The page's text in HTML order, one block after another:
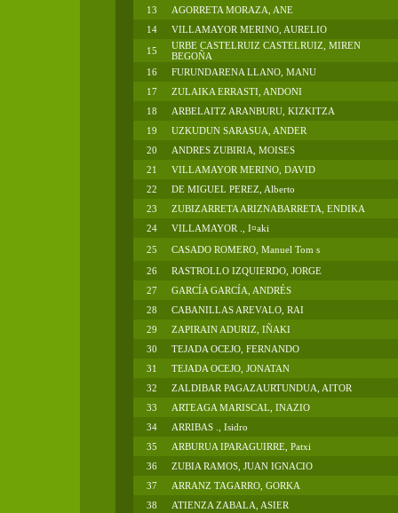
13
AGORRETA MORAZA, ANE
14
VILLAMAYOR MERINO, AURELIO
15
URBE CASTELRUIZ CASTELRUIZ, MIREN
BEGOÑA
16
FURUNDARENA LLANO, MANU
17
ZULAIKA ERRASTI, ANDONI
18
ARBELAITZ ARANBURU, KIZKITZA
19
UZKUDUN SARASUA, ANDER
20
ANDRES ZUBIRIA, MOISES
21
VILLAMAYOR MERINO, DAVID
22
DE MIGUEL PEREZ, Alberto
23
ZUBIZARRETA ARIZNABARRETA, ENDIKA
24
VILLAMAYOR ., I¤aki
25
CASADO ROMERO, Manuel Tom s
26
RASTROLLO IZQUIERDO, JORGE
27
GARCÍA GARCÍA, ANDRÉS
28
CABANILLAS AREVALO, RAI
29
ZAPIRAIN ADURIZ, IÑAKI
30
TEJADA OCEJO, FERNANDO
31
TEJADA OCEJO, JONATAN
32
ZALDIBAR PAGAZAURTUNDUA, AITOR
33
ARTEAGA MARISCAL, INAZIO
34
ARRIBAS ., Isidro
35
ARBURUA IPARAGUIRRE, Patxi
36
ZUBIA RAMOS, JUAN IGNACIO
37
ARRANZ TAGARRO, GORKA
38
ATIENZA ZABALA, ASIER